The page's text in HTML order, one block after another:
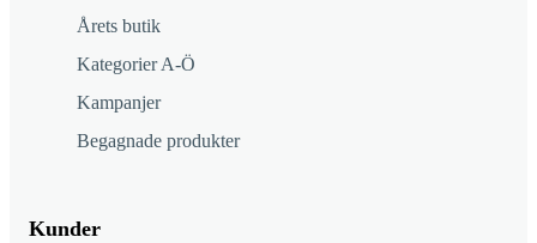
Årets butik
Kategorier A-Ö
Kampanjer
Begagnade produkter
Kunder